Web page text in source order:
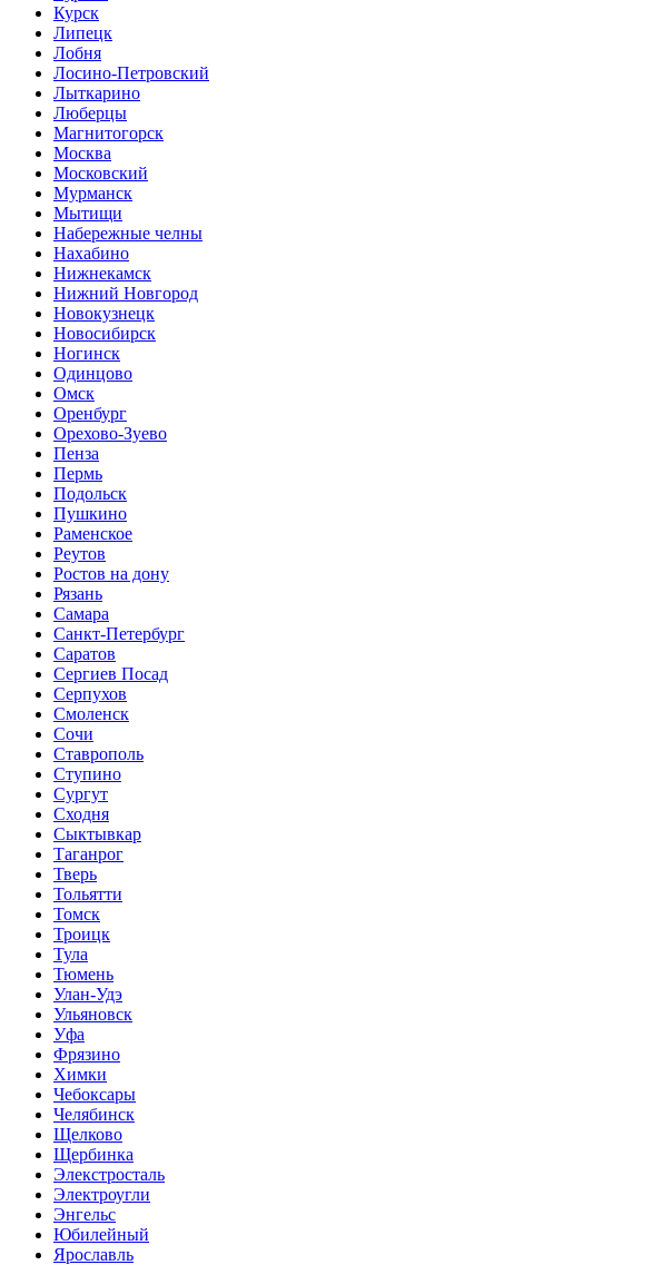
Курск
Липецк
Лобня
Лосино-Петровский
Лыткарино
Люберцы
Магнитогорск
Москва
Московский
Мурманск
Мытищи
Набережные челны
Нахабино
Нижнекамск
Нижний Новгород
Новокузнецк
Новосибирск
Ногинск
Одинцово
Омск
Оренбург
Орехово-Зуево
Пенза
Пермь
Подольск
Пушкино
Раменское
Реутов
Ростов на дону
Рязань
Самара
Санкт-Петербург
Саратов
Сергиев Посад
Серпухов
Смоленск
Сочи
Ставрополь
Ступино
Сургут
Сходня
Сыктывкар
Таганрог
Тверь
Тольятти
Томск
Троицк
Тула
Тюмень
Улан-Удэ
Ульяновск
Уфа
Фрязино
Химки
Чебоксары
Челябинск
Щелково
Щербинка
Элекстросталь
Электроугли
Энгельс
Юбилейный
Ярославль